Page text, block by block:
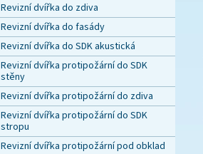
Revizní dvířka do zdiva
Revizní dvířka do fasády
Revizní dvířka do SDK akustická
Revizní dvířka protipožární do SDK
stěny
Revizní dvířka protipožární do zdiva
Revizní dvířka protipožární do SDK
stropu
Revizní dvířka protipožární pod obklad